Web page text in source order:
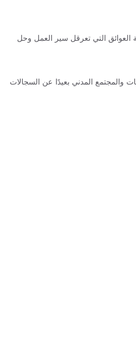
العوائق التي تعرقل سير العمل وحل
والمجتمع المدني بعيدًا عن السجالات